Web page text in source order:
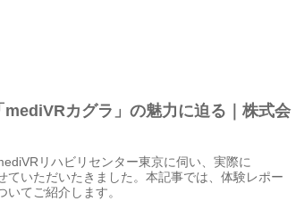
カグラ」の魅力に迫る｜株式会
リハビリセンター東京に伺い、実際に
ていただいたきました。本記事では、体験レポー
いてご紹介します。